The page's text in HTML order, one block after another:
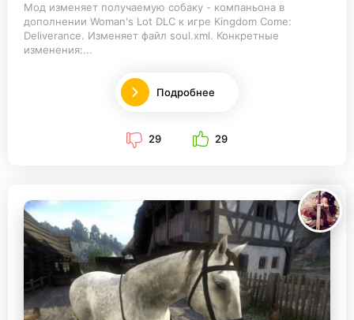
Мод изменяет получаемую собаку - компаньона в
дополнении Woman's Lot DLC к игре Kingdom Come:
Deliverance. Изменяет файл soul.xml. Конкретные
изменения:...
Подробнее
29 29